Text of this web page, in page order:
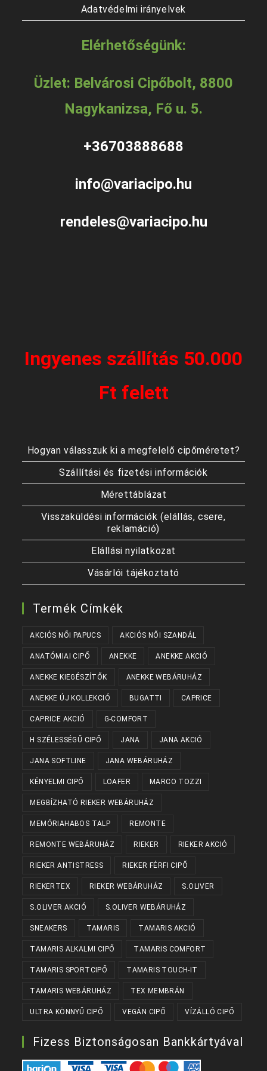
Adatvédelmi irányelvek
Elérhetőségünk:
Üzlet: Belvárosi Cipőbolt, 8800
Nagykanizsa, Fő u. 5.
+36703888688
info@variacipo.hu
rendeles@variacipo.hu
Ingyenes szállítás 50.000
Ft felett
Hogyan válasszuk ki a megfelelő cipőméretet?
Szállítási és fizetési információk
Mérettáblázat
Visszaküldési információk (elállás, csere,
reklamáció)
Elállási nyilatkozat
Vásárlói tájékoztató
Termék Címkék
AKCIÓS NŐI PAPUCS AKCIÓS NŐI SZANDÁL
ANATÓMIAI CIPŐ ANEKKE ANEKKE AKCIÓ
ANEKKE KIEGÉSZÍTŐK ANEKKE WEBÁRUHÁZ
ANEKKE ÚJ KOLLEKCIÓ BUGATTI CAPRICE
CAPRICE AKCIÓ G-COMFORT
H SZÉLESSÉGŰ CIPŐ JANA JANA AKCIÓ
JANA SOFTLINE JANA WEBÁRUHÁZ
KÉNYELMI CIPŐ LOAFER MARCO TOZZI
MEGBÍZHATÓ RIEKER WEBÁRUHÁZ
MEMÓRIAHABOS TALP REMONTE
REMONTE WEBÁRUHÁZ RIEKER RIEKER AKCIÓ
RIEKER ANTISTRESS RIEKER FÉRFI CIPŐ
RIEKERTEX RIEKER WEBÁRUHÁZ S.OLIVER
S.OLIVER AKCIÓ S.OLIVER WEBÁRUHÁZ
SNEAKERS TAMARIS TAMARIS AKCIÓ
TAMARIS ALKALMI CIPŐ TAMARIS COMFORT
TAMARIS SPORTCIPŐ TAMARIS TOUCH-IT
TAMARIS WEBÁRUHÁZ TEX MEMBRÁN
ULTRA KÖNNYŰ CIPŐ VEGÁN CIPŐ VÍZÁLLÓ CIPŐ
Fizess Biztonságosan Bankkártyával